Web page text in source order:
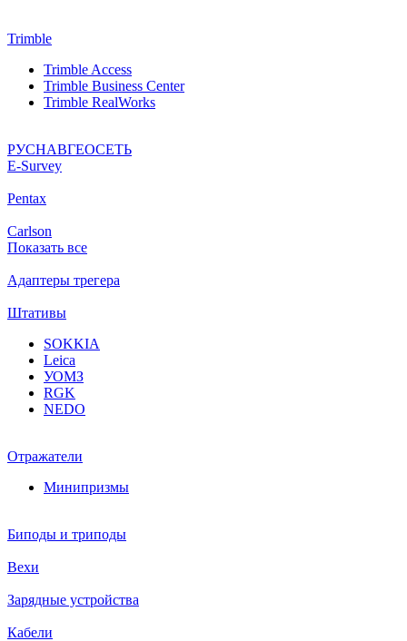
Trimble
Trimble Access
Trimble Business Center
Trimble RealWorks
РУСНАВГЕОСЕТЬ
Е-Survey
Pentax
Carlson
Показать все
Адаптеры трегера
Штативы
SOKKIA
Leica
УОМЗ
RGK
NEDO
Отражатели
Минипризмы
Биподы и триподы
Вехи
Зарядные устройства
Кабели